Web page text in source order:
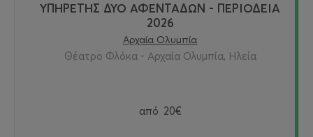
ΥΠΗΡΕΤΗΣ ΔΥΟ ΑΦΕΝΤΑΔΩΝ - ΠΕΡΙΟΔΕΙΑ
2026
Αρχαία Ολυμπία
Θέατρο Φλόκα - Αρχαία Ολυμπία, Ηλεία
από 20€